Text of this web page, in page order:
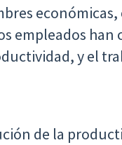
empleados
y el
de la